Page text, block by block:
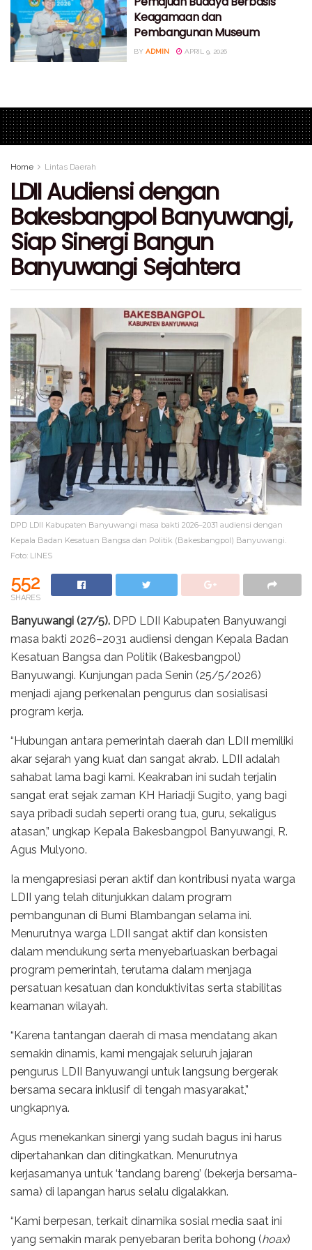
Keagamaan dan
Pembangunan Museum
BY ADMIN APRIL 9, 2026
Home Lintas Daerah
LDII Audiensi dengan
Bakesbangpol Banyuwangi,
Siap Sinergi Bangun
Banyuwangi Sejahtera
DPD LDII Kabupaten Banyuwangi masa bakti 2026–2031 audiensi dengan
Kepala Badan Kesatuan Bangsa dan Politik (Bakesbangpol) Banyuwangi.
Foto: LINES
552
SHARES
Banyuwangi (27/5). DPD LDII Kabupaten Banyuwangi
masa bakti 2026–2031 audiensi dengan Kepala Badan
Kesatuan Bangsa dan Politik (Bakesbangpol)
Banyuwangi. Kunjungan pada Senin (25/5/2026)
menjadi ajang perkenalan pengurus dan sosialisasi
program kerja.
“Hubungan antara pemerintah daerah dan LDII memiliki
akar sejarah yang kuat dan sangat akrab. LDII adalah
sahabat lama bagi kami. Keakraban ini sudah terjalin
sangat erat sejak zaman KH Hariadji Sugito, yang bagi
saya pribadi sudah seperti orang tua, guru, sekaligus
atasan,” ungkap Kepala Bakesbangpol Banyuwangi, R.
Agus Mulyono.
Ia mengapresiasi peran aktif dan kontribusi nyata warga
LDII yang telah ditunjukkan dalam program
pembangunan di Bumi Blambangan selama ini.
Menurutnya warga LDII sangat aktif dan konsisten
dalam mendukung serta menyebarluaskan berbagai
program pemerintah, terutama dalam menjaga
persatuan kesatuan dan konduktivitas serta stabilitas
keamanan wilayah.
“Karena tantangan daerah di masa mendatang akan
semakin dinamis, kami mengajak seluruh jajaran
pengurus LDII Banyuwangi untuk langsung bergerak
bersama secara inklusif di tengah masyarakat,”
ungkapnya.
Agus menekankan sinergi yang sudah bagus ini harus
dipertahankan dan ditingkatkan. Menurutnya
kerjasamanya untuk ‘tandang bareng’ (bekerja bersama-
sama) di lapangan harus selalu digalakkan.
“Kami berpesan, terkait dinamika sosial media saat ini
yang semakin marak penyebaran berita bohong (hoax)